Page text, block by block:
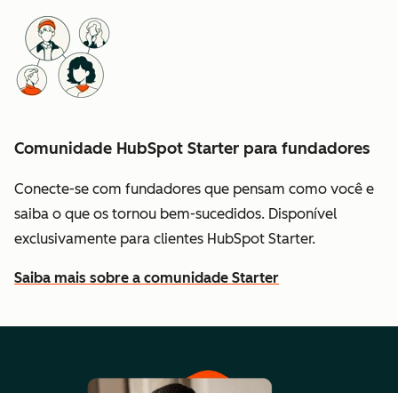
Comunidade HubSpot Starter para fundadores
Conecte-se com fundadores que pensam como você e
saiba o que os tornou bem-sucedidos. Disponível
exclusivamente para clientes HubSpot Starter.
Saiba mais sobre a comunidade Starter